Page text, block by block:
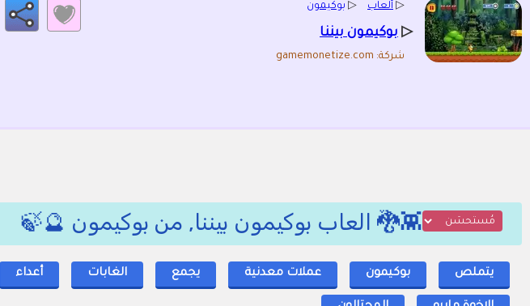
▷ ألعاب ▷ بوكيمون
▷ بوكيمون بيننا
شركة: gamemonetize.com
👾🐉 العاب بوكيمون بيننا, من بوكيمون 🔮🍃
يتملص بوكيمون عملات معدنية يجمع الغابات أعداء